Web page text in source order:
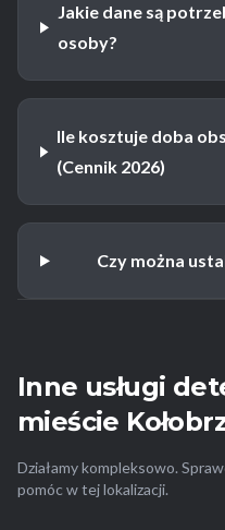
Jakie dane są
osoby?
Ile kosztuje doba
(Cennik 2026)
Czy można
Inne usługi
mieście
Działamy kompleksowo.
pomóc w tej lokalizacji.